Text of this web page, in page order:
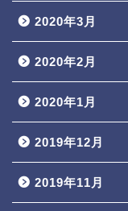
2020年3月
2020年2月
2020年1月
2019年12月
2019年11月